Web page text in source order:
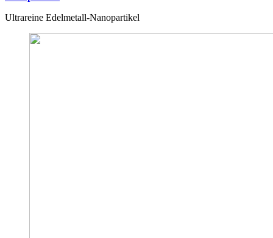
Ultrareine Edelmetall-Nanopartikel